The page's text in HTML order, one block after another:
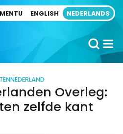
ENGLISH NEDERLANDS
NEDERLAND
Overleg:
zelfde kant